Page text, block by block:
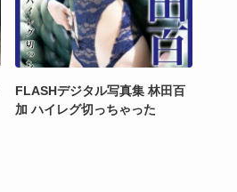
FLASHデジタル写真集 林田百
加 ハイレグ切っちゃった